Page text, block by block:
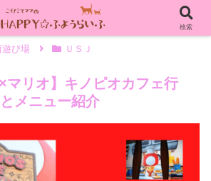
遊び場 ＵＳＪ
マリオ】キノピオカフェ行
メニュー紹介
検索